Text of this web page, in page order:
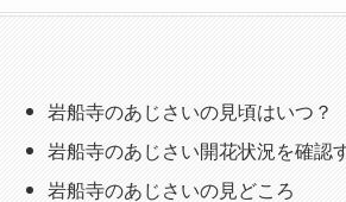
岩船寺のあじさいの見頃はいつ？
岩船寺のあじさい開花状況を確認
岩船寺のあじさいの見どころ